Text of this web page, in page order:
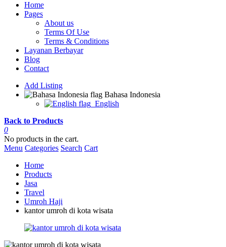
Home
Pages
About us
Terms Of Use
Terms & Conditions
Layanan Berbayar
Blog
Contact
Add Listing
Bahasa Indonesia
English
Back to Products
0
No products in the cart.
Menu Categories Search Cart
Home
Products
Jasa
Travel
Umroh Haji
kantor umroh di kota wisata